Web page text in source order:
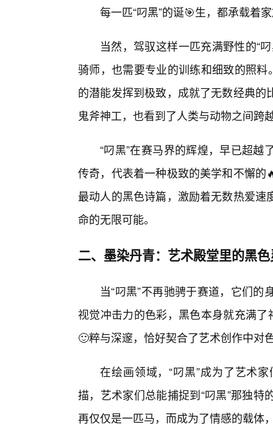
每一匹“叼黑”的诞🎯生，都承载着
当然，驾驭这样一匹充满野性的“
骑师，也需要专业的训练和细致的照
的潜能发挥到极致，成就了无数经典
鬼斧神工，也看到了人类与动物之间跨
“叼黑”在赛马界的辉煌，早已超
传奇，代表着一种极致的美学和不懈
最动人的黑色诗篇，激励着无数热爱
命的无限可能。
二、墨染丹青：艺术殿堂里的黑
当“叼黑”不再驰骋于赛道，它们
视觉冲击力的色彩，黑色本身就充满
🙂粹与深邃，恰好契合了艺术创作中对
在绘画领域，“叼黑”成为了艺术
描，艺术家们总能捕捉到“叼黑”那独
再仅仅是一匹马，而成为了情感的载体